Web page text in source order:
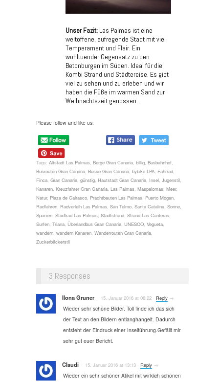
Unser Fazit:Las Palmas ist eine
weltoffene, aufregende Stadt mit viel
Temperament und Flair. Ein
wohltuender Gegensatz zu den
Betonburgen im Süden. Ideal für die
Kombi Strand und Städtereise. Es gibt
viel zu sehen und zu erleben und wir
haben die Füße im warmen Sand zur
Weihnachtszeit genossen.
Please follow and like us:
Tags: Altstadt Las Palmas, Berge Gran Canaria, billig, Busbahnhof,
Busrouten Gran Canaria, Busse Gran Canaria, bybike LPA, Fahrrad,
Finca, Gran Canaria, günstig, Hautstadt Gran Canaria, Insel, Jugenstil,
Kanaren, Kreuzfahrer Gran Canaria, Las Palmas, Maspalomas, Meer,
Natur, Plaza de Cairasco, Prachtbauten Las Palmas, Puerto Mogan,
Radfahren, Radverleih Las Palmas, San Telmo, Santa Catalina, Sonne,
Spanien, Stadtrad Las Palmas, Stadtstrand, Strand Las Canteras,
Surfen, Triana, Überlandbus Gran Canaria, UNESCO, Vegueta,
wandern, wandern Kanaren, Wanderrouten Gran Canaria,
Zuckerbäckerstil
3 Responses
Ilona Gruner 15. Januar 2016 at 08:22 · Reply →
Wieder sehr schöne Bilder. Toll finde ich das sich
der Text an den Bildern entlanghangelt. Dadurch
entsteht der Eindruck einer Inselführung.Gefällt mir
sehr gut euer Bericht.
Claudi 15. Januar 2016 at 13:13 · Reply →
Wieder ein sehr schöner Atikel mit wirklich schönen